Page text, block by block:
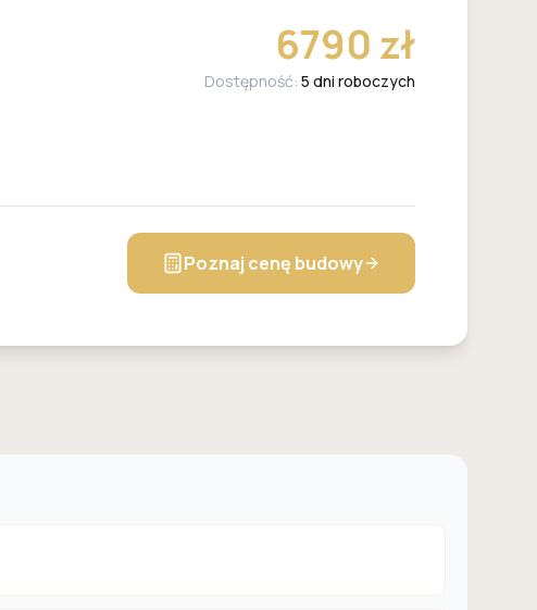
6790 zł
Dostępność: 5 dni roboczych
Poznaj cenę budowy